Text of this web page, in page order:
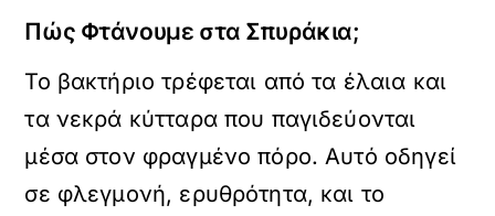
Πώς Φτάνουμε στα Σπυράκια;
Το βακτήριο τρέφεται από τα έλαια και
τα νεκρά κύτταρα που παγιδεύονται
μέσα στον φραγμένο πόρο. Αυτό οδηγεί
σε φλεγμονή, ερυθρότητα, και το